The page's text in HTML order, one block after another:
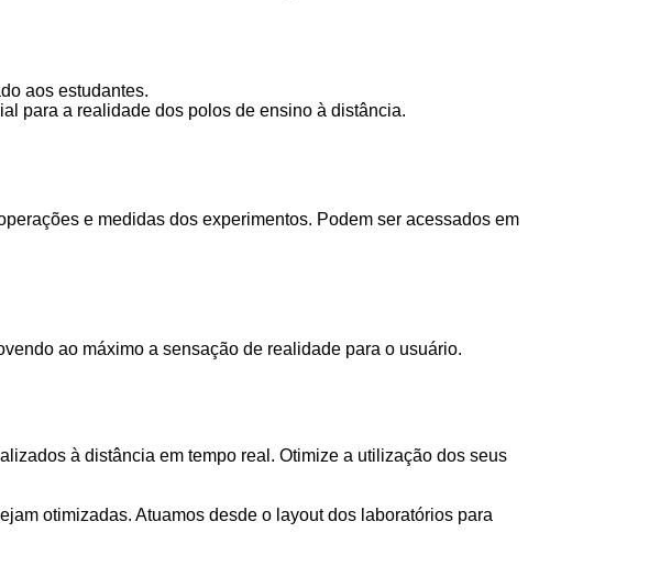
aos estudantes.
para a realidade dos polos de ensino à distância.
e medidas dos experimentos. Podem ser acessados em
ao máximo a sensação de realidade para o usuário.
à distância em tempo real. Otimize a utilização dos seus
otimizadas. Atuamos desde o layout dos laboratórios para